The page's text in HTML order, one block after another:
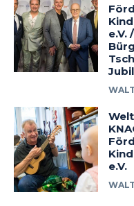
e.V.
e.V.